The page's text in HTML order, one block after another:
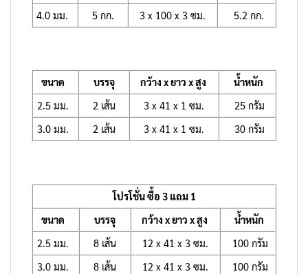
4.0 มม.
5 กก. 3 x 100 x 3 ซม. 5.2 กก.
ขนาด บรรจุ กว้าง x ยาว x สูง
น้ำหนัก
2.5 มม.
2 เส้น 3 x 41 x 1 ซม.
25 กรัม
3.0 มม.
2 เส้น 3 x 41 x 1 ซม. 30 กรัม
โปรโชั่น ซื้อ 3 แถม 1
ขนาด
บรรจุ กว้าง x ยาว x สูง
น้ำหนัก
2.5 มม.
8 เส้น 12 x 41 x 3 ซม.
100 กรัม
3.0 มม.
8 เส้น 12 x 41 x 3 ซม. 100 กรัม